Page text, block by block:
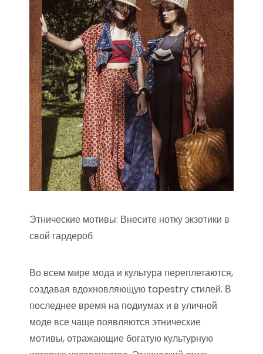
Этнические мотивы: Внесите нотку экзотики в
свой гардероб
Во всем мире мода и культура переплетаются,
создавая вдохновляющую tapestry стилей. В
последнее время на подиумах и в уличной
моде все чаще появляются этнические
мотивы, отражающие богатую культурную